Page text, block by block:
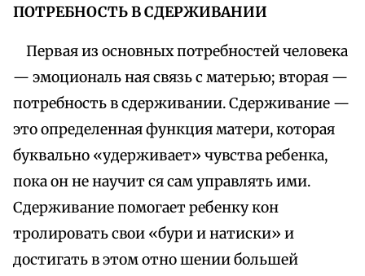
ПОТРЕБНОСТЬ В СДЕРЖИВАНИИ
Первая из основных потребностей человека
— эмоциональ ная связь с матерью; вторая —
потребность в сдерживании. Сдерживание —
это определенная функция матери, которая
буквально «удерживает» чувства ребенка,
пока он не научит ся сам управлять ими.
Сдерживание помогает ребенку кон
тролировать свои «бури и натиски» и
достигать в этом отно шении большей